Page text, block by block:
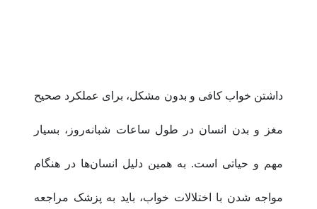
داشتن خواب کافی و بدون مشکل، برای عملکرد صحیح
مغز و بدن انسان در طول ساعات شبانه‌روز، بسیار
مهم و حیاتی است. به همین دلیل انسان‌ها در هنگام
مواجه شدن با اختلالات خواب، باید به پزشک مراجعه